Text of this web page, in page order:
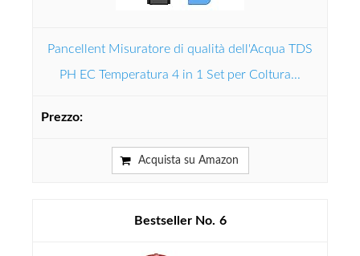
Pancellent Misuratore di qualità dell'Acqua TDS
PH EC Temperatura 4 in 1 Set per Coltura...
Acquista su Amazon
6